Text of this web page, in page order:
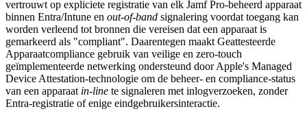
vertrouwt op expliciete registratie van elk Jamf Pro-beheerd apparaat
binnen Entra/Intune en out-of-band signalering voordat toegang kan
worden verleend tot bronnen die vereisen dat een apparaat is
gemarkeerd als "compliant". Daarentegen maakt Geattesteerde
Apparaatcompliance gebruik van veilige en zero-touch
geïmplementeerde netwerking ondersteund door Apple's Managed
Device Attestation-technologie om de beheer- en compliance-status
van een apparaat in-line te signaleren met inlogverzoeken, zonder
Entra-registratie of enige eindgebruikersinteractie.